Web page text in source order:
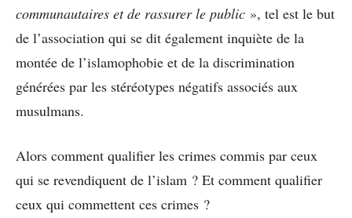
communautaires et de rassurer le public », tel est le but
de l’association qui se dit également inquiète de la
montée de l’islamophobie et de la discrimination
générées par les stéréotypes négatifs associés aux
musulmans.
Alors comment qualifier les crimes commis par ceux
qui se revendiquent de l’islam ? Et comment qualifier
ceux qui commettent ces crimes ?